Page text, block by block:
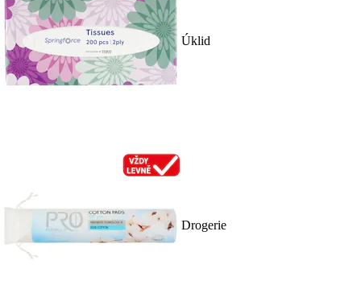
Úklid
Drogerie